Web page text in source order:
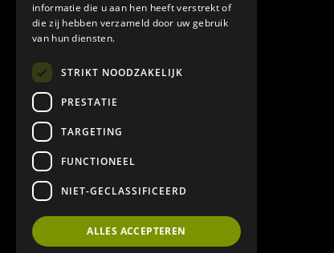
E-mail:
Mob Bram:06-29544789
informatie die u aan hen heeft verstrekt of
die zij hebben verzameld door uw gebruik
van hun diensten.
STRIKT NOODZAKELIJK
PRESTATIE
TARGETING
FUNCTIONEEL
NIET-GECLASSIFICEERD
ALLES ACCEPTEREN